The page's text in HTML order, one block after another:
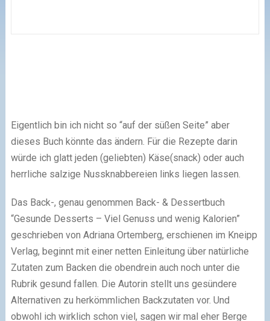
Eigentlich bin ich nicht so “auf der süßen Seite” aber
dieses Buch könnte das ändern. Für die Rezepte darin
würde ich glatt jeden (geliebten) Käse(snack) oder auch
herrliche salzige Nussknabbereien links liegen lassen.
Das Back-, genau genommen Back- & Dessertbuch
“Gesunde Desserts – Viel Genuss und wenig Kalorien”
geschrieben von Adriana Ortemberg, erschienen im Kneipp
Verlag, beginnt mit einer netten Einleitung über natürliche
Zutaten zum Backen die obendrein auch noch unter die
Rubrik gesund fallen. Die Autorin stellt uns gesündere
Alternativen zu herkömmlichen Backzutaten vor. Und
obwohl ich wirklich schon viel, sagen wir mal eher Berge